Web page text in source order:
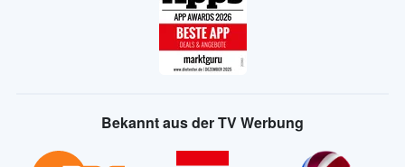
Bekannt aus der TV Werbung